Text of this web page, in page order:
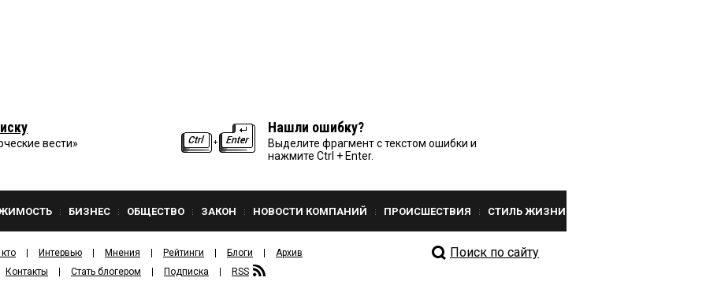
вести»
Нашли ошибку?
Выделите фрагмент с текстом ошибки и
нажмите Ctrl + Enter.
БИЗНЕС ОБЩЕСТВО ЗАКОН НОВОСТИ КОМПАНИЙ ПРОИСШЕСТВИЯ СТИЛЬ ЖИЗНИ
Интервью Мнения Рейтинги Блоги
Архив
Контакты
Стать блогером Подписка RSS
Поиск по сайту